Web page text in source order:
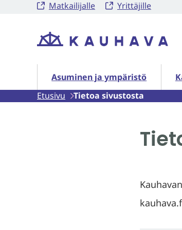
SiirryMatkailijalle Yrittäjille
Etusivu
Asuminen ja ympäristö
Asuminen ja ympäristö alasivut
Etusivu
Tietoa sivustosta